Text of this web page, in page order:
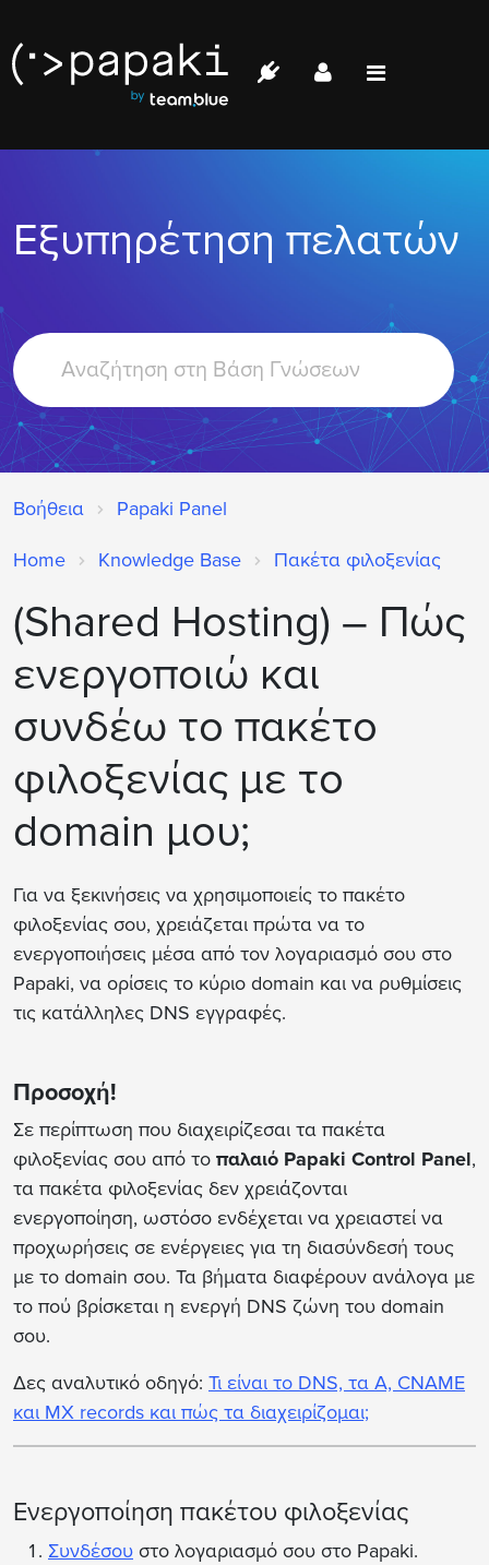
Σύνδεση
Εξυπηρέτηση πελατών
Search
For
Βοήθεια Papaki Panel
Home Knowledge Base Πακέτα φιλοξενίας
(Shared Hosting) – Πώς
ενεργοποιώ και
συνδέω το πακέτο
φιλοξενίας με το
domain μου;
Για να ξεκινήσεις να χρησιμοποιείς το πακέτο
φιλοξενίας σου, χρειάζεται πρώτα να το
ενεργοποιήσεις μέσα από τον λογαριασμό σου στο
Papaki, να ορίσεις το κύριο domain και να ρυθμίσεις
τις κατάλληλες DNS εγγραφές.
Προσοχή!
Σε περίπτωση που διαχειρίζεσαι τα πακέτα
φιλοξενίας σου από το παλαιό Papaki Control Panel,
τα πακέτα φιλοξενίας δεν χρειάζονται
ενεργοποίηση, ωστόσο ενδέχεται να χρειαστεί να
προχωρήσεις σε ενέργειες για τη διασύνδεσή τους
με το domain σου. Τα βήματα διαφέρουν ανάλογα με
το πού βρίσκεται η ενεργή DNS ζώνη του domain
σου.
Δες αναλυτικό οδηγό: Τι είναι το DNS, τα A, CNAME
και MX records και πώς τα διαχειρίζομαι;
Ενεργοποίηση πακέτου φιλοξενίας
Συνδέσου στο λογαριασμό σου στο Papaki.